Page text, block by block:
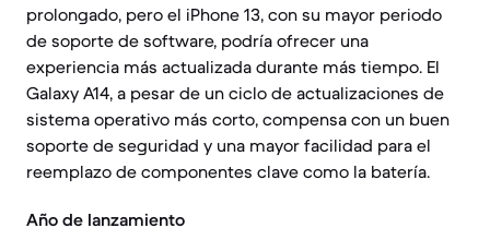
prolongado, pero el iPhone 13, con su mayor periodo
de soporte de software, podría ofrecer una
experiencia más actualizada durante más tiempo. El
Galaxy A14, a pesar de un ciclo de actualizaciones de
sistema operativo más corto, compensa con un buen
soporte de seguridad y una mayor facilidad para el
reemplazo de componentes clave como la batería.
Año de lanzamiento